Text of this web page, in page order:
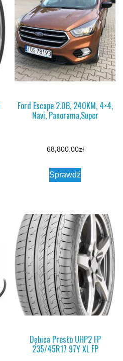
Ford Escape 2.0B, 240KM, 4×4,
Navi, Panorama,Super
68,800.00zł
Sprawdź
Dębica Presto UHP2 FP
235/45R17 97Y XL FP